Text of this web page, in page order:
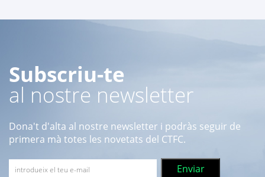
Subscriu-te
al nostre newsletter
Dona't d'alta al nostre newsletter i podràs seguir de
primera mà totes les novetats del CTFC.